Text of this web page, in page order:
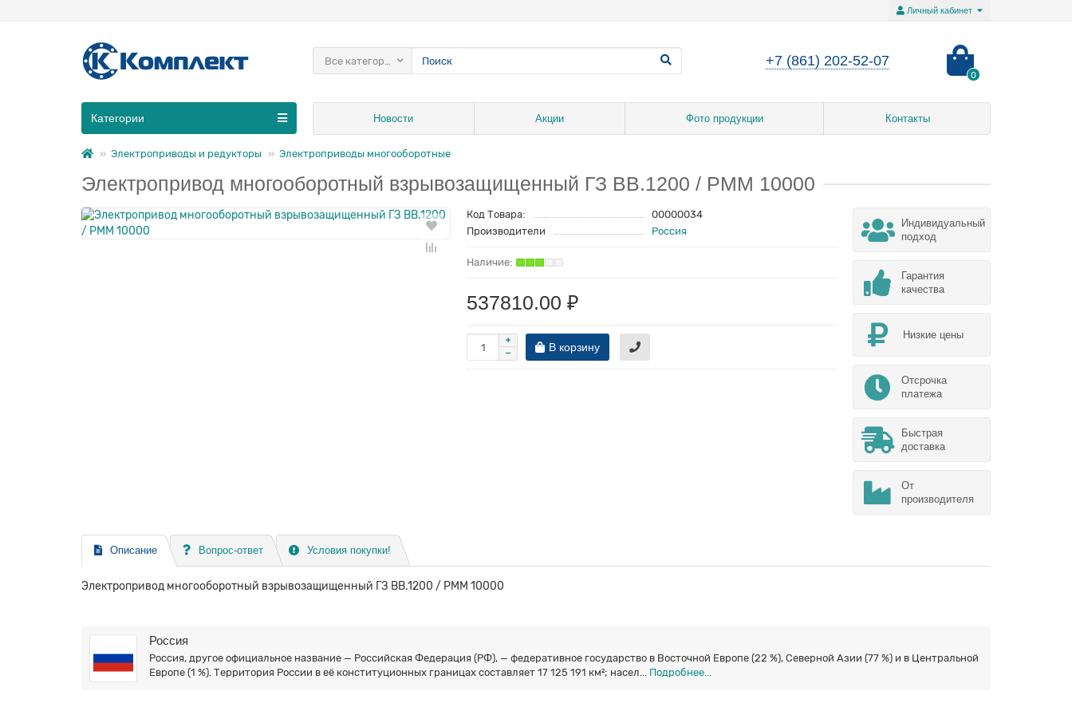
Личный кабинет
+7 (861) 202-52-07
0
Все категории
Категории Новости Акции Фото продукции Контакты
Электроприводы и редукторы Электроприводы многооборотные
Электропривод многооборотный взрывозащищенный ГЗ ВВ.1200 / РММ 10000
Код Товара:
00000034
Производители
Россия
537810.00 ₽
В корзину
Индивидуальный
подход
Гарантия
качества
Низкие цены
Отсрочка
платежа
Быстрая
доставка
От
производителя
Описание Вопрос-ответ Условия покупки!
Электропривод многооборотный взрывозащищенный ГЗ ВВ.1200 / РММ 10000
Россия
Россия, другое официальное название — Российская Федерация (РФ), — федеративное государство в Восточной Европе (22 %), Северной Азии (77 %) и в Центральной
Европе (1 %). Территория России в её конституционных границах составляет 17 125 191 км²; насел... Подробнее...